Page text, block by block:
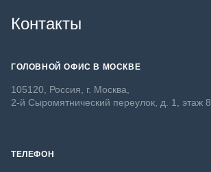
Контакты
ГОЛОВНОЙ ОФИС В МОСКВЕ
105120, Россия, г. Москва,
2-й Сыромятнический переулок, д. 1, этаж 8
ТЕЛЕФОН